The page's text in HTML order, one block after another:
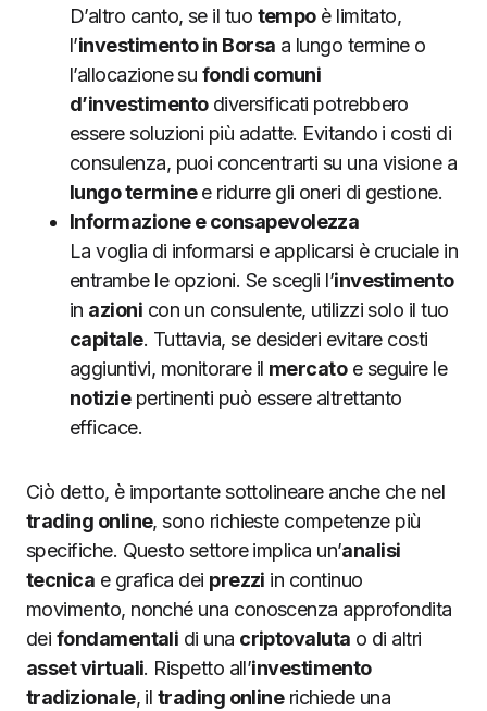
D’altro canto, se il tuo tempoè limitato,
l’investimento in Borsa a lungo termine o
l’allocazione su fondi comuni
d’investimentodiversificati potrebbero
essere soluzioni più adatte. Evitando i costi di
consulenza, puoi concentrarti su una visione a
lungo terminee ridurre gli oneri di gestione.
Informazione e consapevolezza
La voglia di informarsi e applicarsi è cruciale in
entrambe le opzioni. Se scegli l’investimento
in azioni con un consulente, utilizzi solo il tuo
capitale. Tuttavia, se desideri evitare costi
aggiuntivi, monitorare il mercatoe seguire le
notiziepertinenti può essere altrettanto
efficace.
Ciò detto, è importante sottolineare anche che nel
trading online, sono richieste competenze più
specifiche. Questo settore implica un’analisi
tecnica e grafica dei prezzi in continuo
movimento, nonché una conoscenza approfondita
dei fondamentali di una criptovaluta o di altri
asset virtuali. Rispetto all’investimento
tradizionale, il trading onlinerichiede una